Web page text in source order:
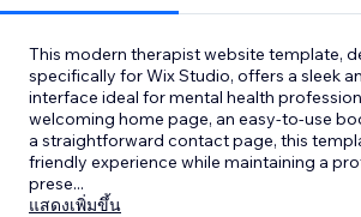
This modern therapist website template,
specifically for Wix Studio, offers a sleek
interface ideal for mental health
welcoming home page, an easy-to-use
a straightforward contact page, this
friendly experience while maintaining a
prese...
แสดงเพิ่มขึ้น